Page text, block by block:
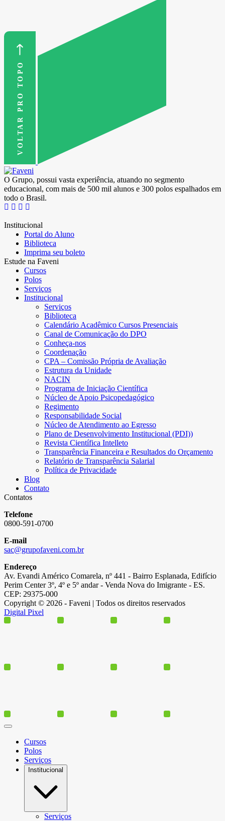
VOLTAR PRO TOPO
O Grupo, possui vasta experiência, atuando no segmento
educacional, com mais de 500 mil alunos e 300 polos espalhados em
todo o Brasil.
Institucional
Portal do Aluno
Biblioteca
Imprima seu boleto
Estude na Faveni
Cursos
Polos
Serviços
Institucional
Serviços
Biblioteca
Calendário Acadêmico Cursos Presenciais
Canal de Comunicação do DPO
Conheça-nos
Coordenação
CPA – Comissão Própria de Avaliação
Estrutura da Unidade
NACIN
Programa de Iniciação Científica
Núcleo de Apoio Psicopedagógico
Regimento
Responsabilidade Social
Núcleo de Atendimento ao Egresso
Plano de Desenvolvimento Institucional (PDI))
Revista Científica Intelleto
Transparência Financeira e Resultados do Orçamento
Relatório de Transparência Salarial
Política de Privacidade
Blog
Contato
Contatos
Telefone
0800-591-0700
E-mail
sac@grupofaveni.com.br
Endereço
Av. Evandi Américo Comarela, nº 441 - Bairro Esplanada, Edifício
Perim Center 3º, 4º e 5º andar - Venda Nova do Imigrante - ES.
CEP: 29375-000
Copyright © 2026 - Faveni | Todos os direitos reservados
Digital Pixel
Cursos
Polos
Serviços
Institucional
Serviços